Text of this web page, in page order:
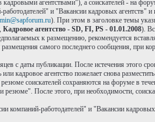
агентствами"), а соискателей - на
и "Вакансии кадровых
). При этом в заголовке темы
Кадровое агентство - SD, FI, PS - 01.01.2008).
к размещению, рекомендуется
самого последнего сообщения, при
с даты публикации. После истечения этого
кадровое агентство пожелает снова
соискателей сохраняются на форуме в
После этого, при необходимости,
компаний-работодателей" и "Вакансии